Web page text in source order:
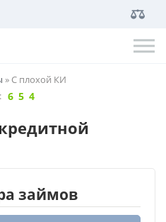
» С плохой КИ
: 5
6
6 4
5
5 3
4
4
займов